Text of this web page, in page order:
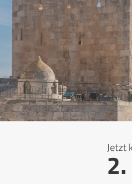
Jetzt